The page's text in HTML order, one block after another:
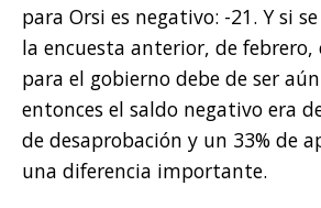
para Orsi es negativo: -21. Y si
la encuesta anterior, de febrero,
para el gobierno debe de ser
entonces el saldo negativo era
de desaprobación y un 33% de
una diferencia importante.